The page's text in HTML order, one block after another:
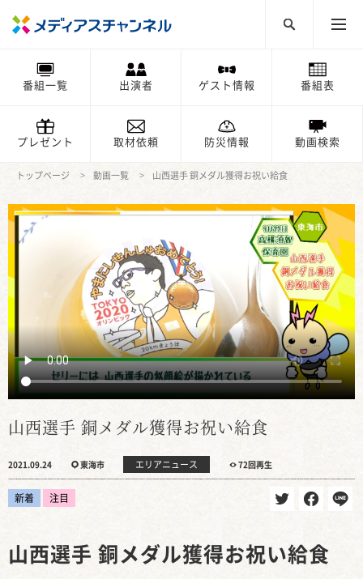
番組一覧 出演者 ゲスト情報 番組表
プレゼント 取材依頼 防災情報 動画検索
トップページ 動画一覧 山西選手 銅メダル獲得お祝い給食
山西選手 銅メダル獲得お祝い給食
2021.09.24 東海市 エリアニュース 72回再生
新着 注目
山西選手 銅メダル獲得お祝い給食